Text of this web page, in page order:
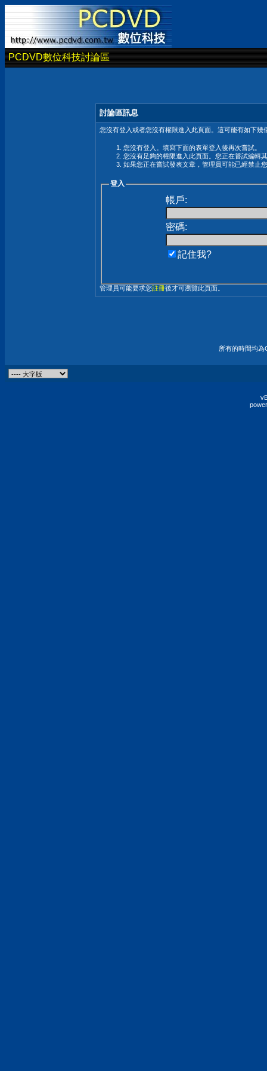
PCDVD數位科技討論區
討論區訊息
您沒有登入或者您沒有權限進入此頁面。這可能有如下幾
您沒有登入。填寫下面的表單登入後再次嘗試。
您沒有足夠的權限進入此頁面。您正在嘗試編輯
如果您正在嘗試發表文章，管理員可能已經禁止
登入
帳戶:
密碼:
記住我?
管理員可能要求您註冊後才可瀏覽此頁面。
所有的時間均為